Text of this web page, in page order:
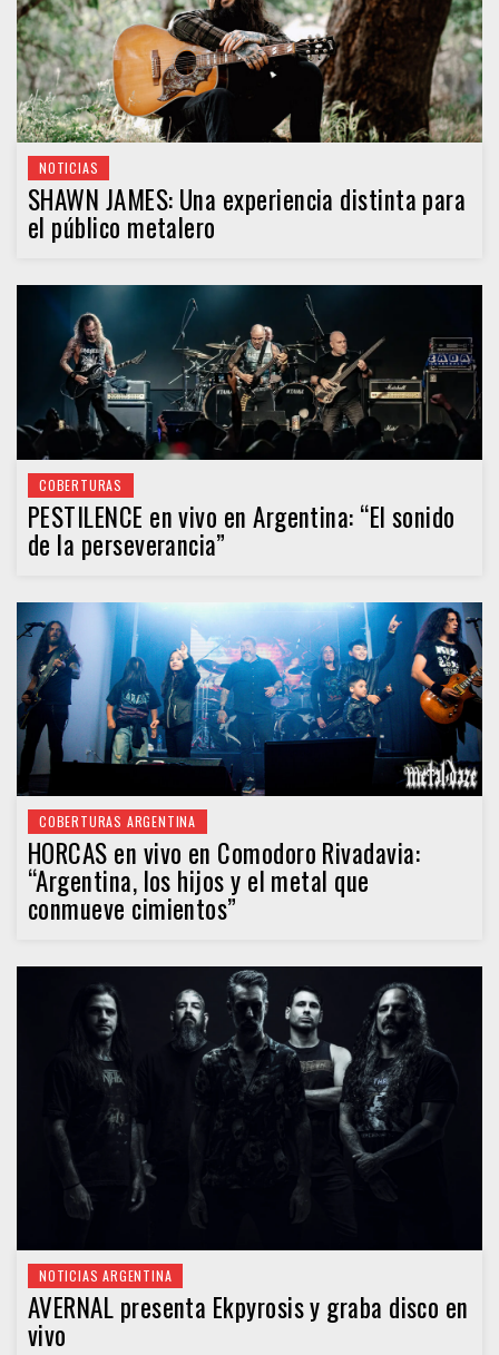
NOTICIAS
SHAWN JAMES: Una experiencia distinta para
el público metalero
COBERTURAS
PESTILENCE en vivo en Argentina: “El sonido
de la perseverancia”
COBERTURAS ARGENTINA
HORCAS en vivo en Comodoro Rivadavia:
“Argentina, los hijos y el metal que
conmueve cimientos”
NOTICIAS ARGENTINA
AVERNAL presenta Ekpyrosis y graba disco en
vivo